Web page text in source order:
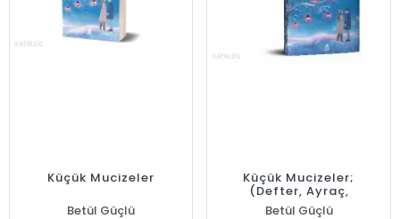
Küçük Mucizeler
Betül Güçlü
Küçük Mucizeler;
(Defter, Ayraç,
Kartpostal Hediyeli)
Betül Güçlü